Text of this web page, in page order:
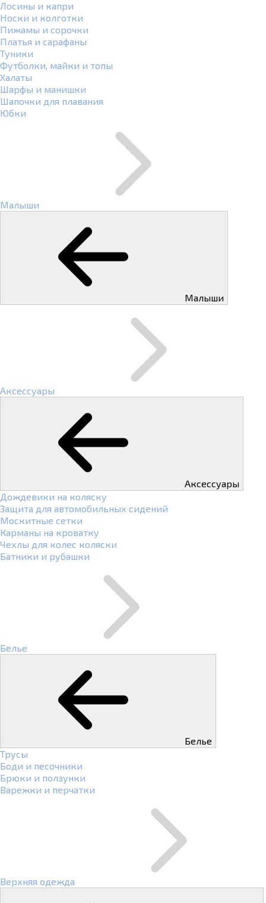
Лосины и капри
Носки и колготки
Пижамы и сорочки
Платья и сарафаны
Туники
Футболки, майки и топы
Халаты
Шарфы и манишки
Шапочки для плавания
Юбки
Малыши
Малыши
Аксессуары
Аксессуары
Дождевики на коляску
Защита для автомобильных сидений
Москитные сетки
Карманы на кроватку
Чехлы для колес коляски
Батники и рубашки
Белье
Белье
Трусы
Боди и песочники
Брюки и ползунки
Варежки и перчатки
Верхняя одежда